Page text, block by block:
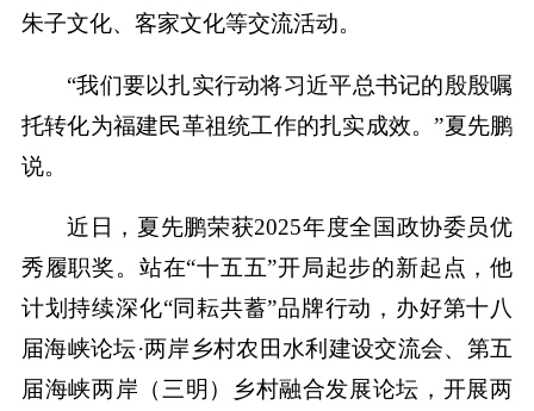
朱子文化、客家文化等交流活动。
“我们要以扎实行动将习近平总书记的殷殷嘱
托转化为福建民革祖统工作的扎实成效。”夏先鹏
说。
近日，夏先鹏荣获2025年度全国政协委员优
秀履职奖。站在“十五五”开局起步的新起点，他
计划持续深化“同耘共蓄”品牌行动，办好第十八
届海峡论坛·两岸乡村农田水利建设交流会、第五
届海峡两岸（三明）乡村融合发展论坛，开展两